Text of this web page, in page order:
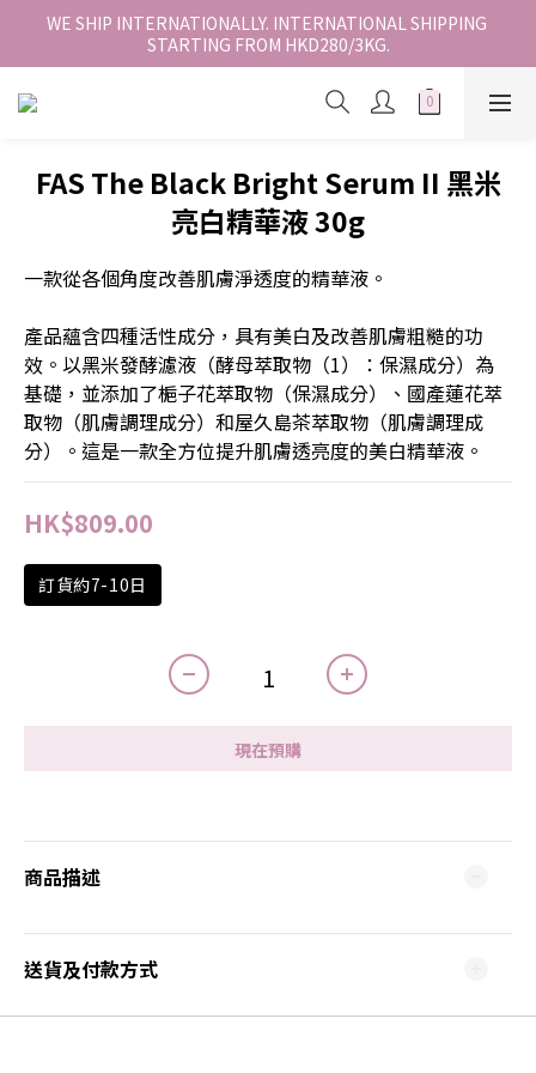
香港地區全店免運。免運費適用於香港順豐站、營業點或智能櫃取
件。
WE SHIP INTERNATIONALLY. INTERNATIONAL SHIPPING
STARTING FROM HKD280/3KG.
香港地區全店免運。免運費適用於香港順豐站、營業點或智能櫃取
FAS The Black Bright Serum II 黑米
亮白精華液 30g
一款從各個角度改善肌膚淨透度的精華液。
產品蘊含四種活性成分，具有美白及改善肌膚粗糙的功
效。以黑米發酵濾液（酵母萃取物（1）：保濕成分）為
基礎，並添加了梔子花萃取物（保濕成分）、國產蓮花萃
取物（肌膚調理成分）和屋久島茶萃取物（肌膚調理成
分）。這是一款全方位提升肌膚透亮度的美白精華液。
HK$809.00
訂貨約7-10日
現在預購
商品描述
送貨及付款方式